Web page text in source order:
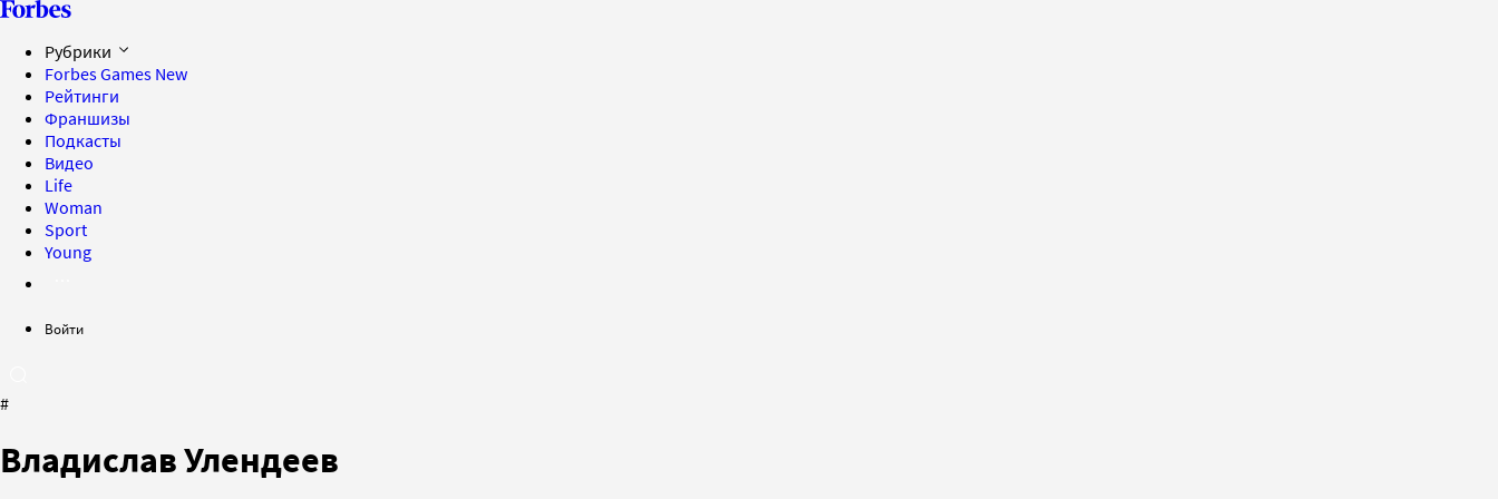
Рубрики
Forbes Games New
Рейтинги
Франшизы
Подкасты
Видео
Life
Woman
Sport
Young
Войти
#
Владислав Улендеев